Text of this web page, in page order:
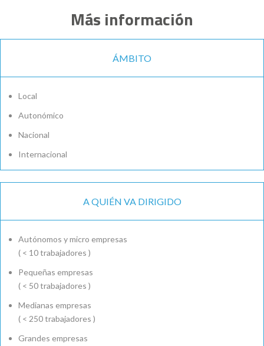
Más información
ÁMBITO
Local
Autonómico
Nacional
Internacional
A QUIÉN VA DIRIGIDO
Autónomos y micro empresas
( < 10 trabajadores )
Pequeñas empresas
( < 50 trabajadores )
Medianas empresas
( < 250 trabajadores )
Grandes empresas